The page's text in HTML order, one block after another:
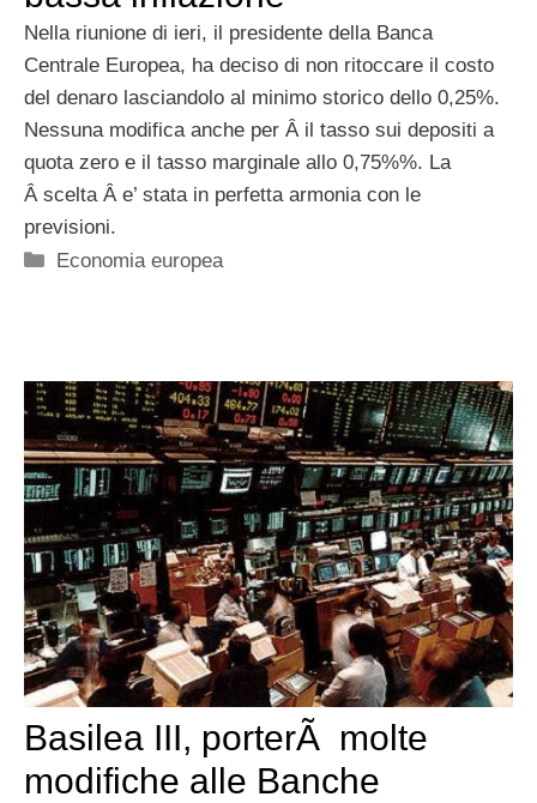
Nella riunione di ieri, il presidente della Banca
Centrale Europea, ha deciso di non ritoccare il costo
del denaro lasciandolo al minimo storico dello 0,25%.
Nessuna modifica anche per Â il tasso sui depositi a
quota zero e il tasso marginale allo 0,75%%. La
Â scelta Â e’ stata in perfetta armonia con le
previsioni.
Categorie
Economia europea
Basilea III, porterÃ molte
modifiche alle Banche